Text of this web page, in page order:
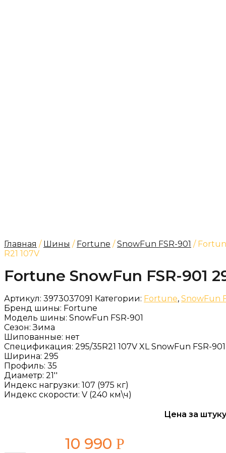
Главная / Шины / Fortune /SnowFun FSR-901 /
R21 107V
Fortune SnowFun FSR-901
Артикул: 3973037091 Категории: Fortune, SnowFun
Бренд шины: Fortune
Модель шины: SnowFun FSR-901
Сезон:Зима
Шипованные: нет
Спецификация: 295/35R21 107V XL SnowFun FSR-
Ширина: 295
Профиль: 35
Диаметр: 21''
Индекс нагрузки: 107 (975 кг)
Индекс скорости: V (240 км\ч)
Цена за
10 990 Р